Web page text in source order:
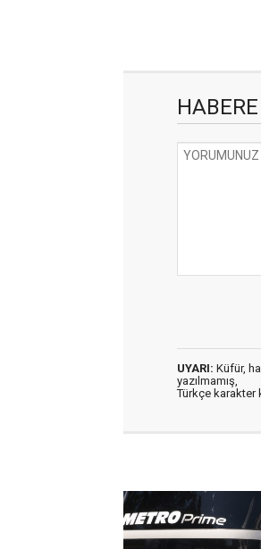
HABERE
UYARI: Küfür,
yazılmamış,
Türkçe karakter